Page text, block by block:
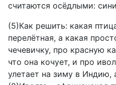
считаются осёдлыми:
(5)Как решить: какая
перелётная, а какая
чечевичку, про красную
что она кочует, и про
улетает на зиму в Индию,